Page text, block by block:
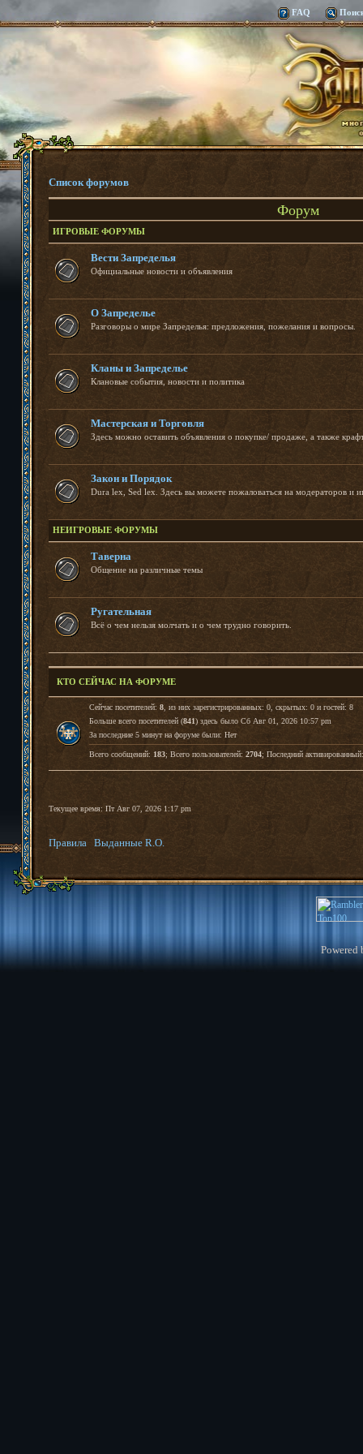
FAQ
Список форумов
Форум
ИГРОВЫЕ ФОРУМЫ
Вести Запределья
Официальные новости и объявления
О Запределье
Разговоры о мире Запределья: предложения, пожелания и вопросы.
Кланы и Запределье
Клановые события, новости и политика
Мастерская и Торговля
Здесь можно оставить объявления о покупке/ продаже, а также
Закон и Порядок
Dura lex, Sed lex. Здесь вы можете пожаловаться на модераторов и
НЕИГРОВЫЕ ФОРУМЫ
Таверна
Общение на различные темы
Ругательная
Всё о чем нельзя молчать и о чем трудно говорить.
КТО СЕЙЧАС НА ФОРУМЕ
Сейчас посетителей: 8, из них зарегистрированных: 0, скрытых: 0 и гостей: 8
Больше всего посетителей (841) здесь было Сб Авг 01, 2026 10:57 pm
За последние 5 минут на форуме были: Нет
Всего сообщений: 183; Всего пользователей: 2704; Последний
Текущее время: Пт Авг 07, 2026 1:17 pm
Правила Выданные R.O.
Powered